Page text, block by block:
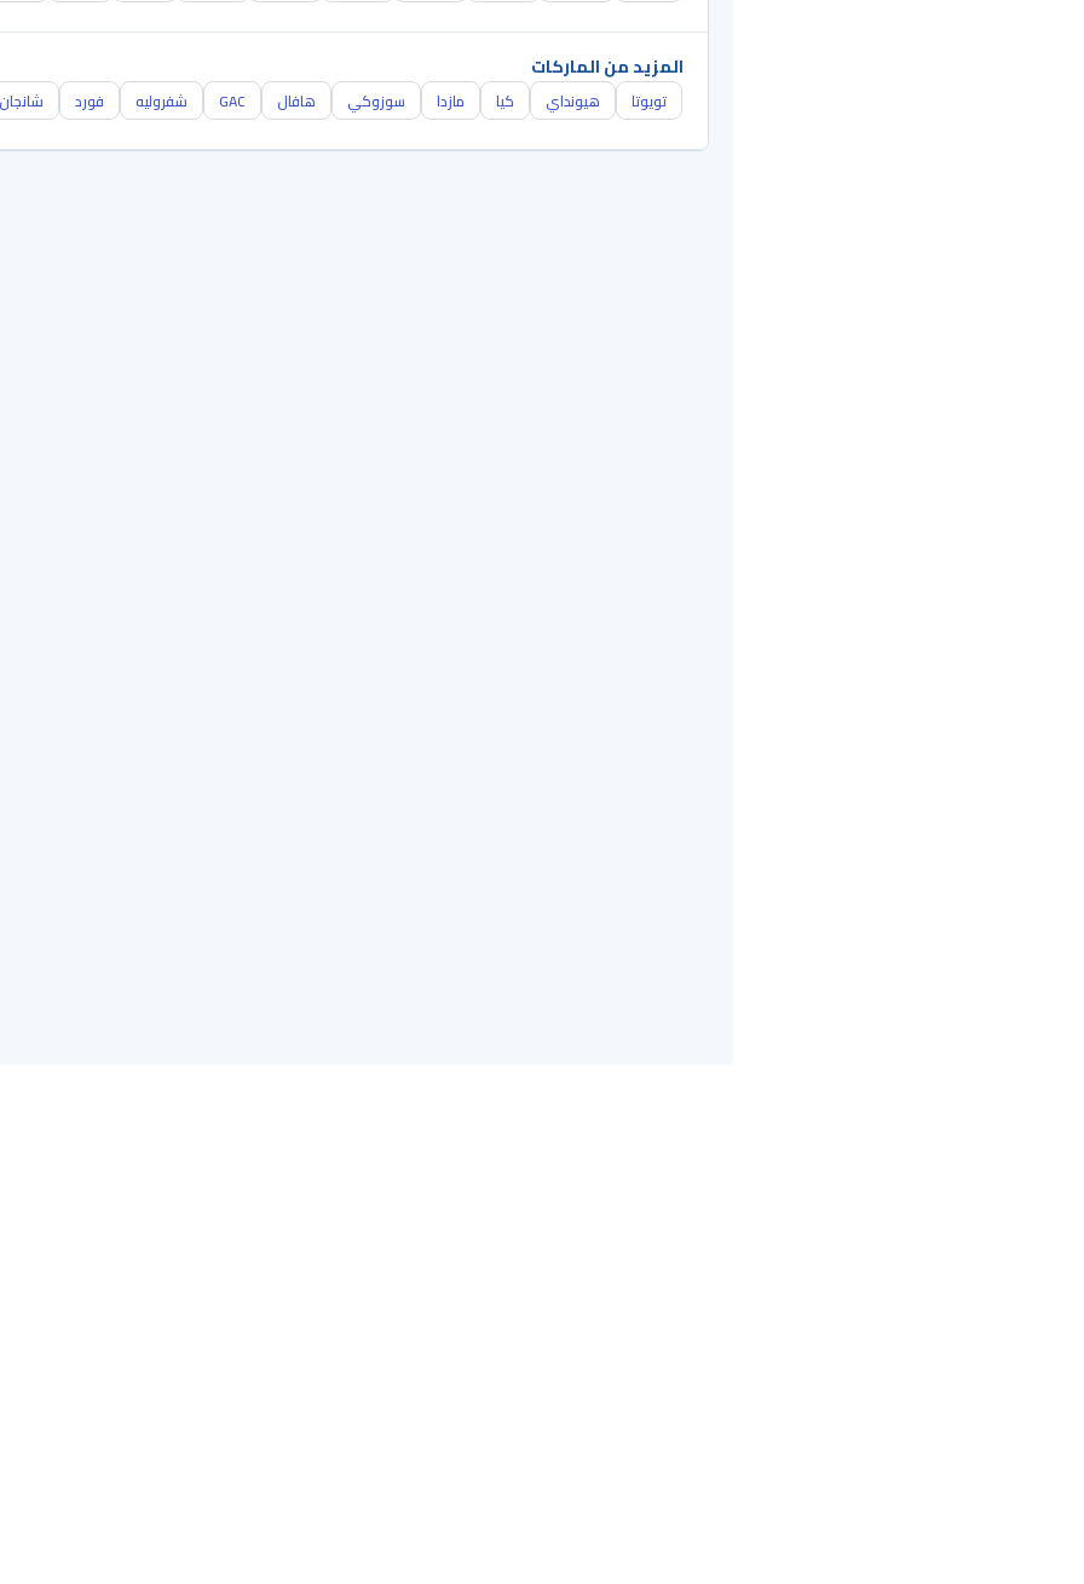
المزيد من الماركات
تويوتا هيونداي كيا مازدا سوزوكي هافال GAC شفروليه فورد شانجان